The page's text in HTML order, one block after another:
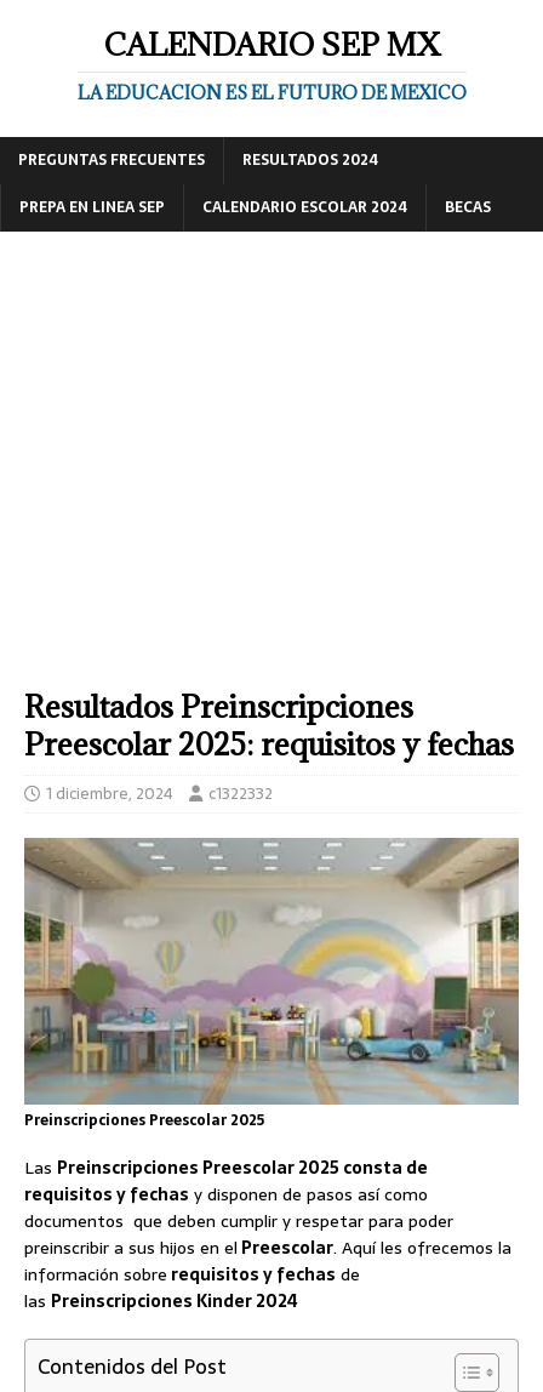
CALENDARIO SEP MX
LA EDUCACION ES EL FUTURO DE MEXICO
PREGUNTAS FRECUENTES
RESULTADOS 2024
PREPA EN LINEA SEP
CALENDARIO ESCOLAR 2024 BECAS
Resultados Preinscripciones
Preescolar 2025: requisitos y fechas
1 diciembre, 2024 c1322332
Preinscripciones Preescolar 2025
Las Preinscripciones Preescolar 2025 consta de
requisitos y fechas y disponen de pasos así como
documentos que deben cumplir y respetar para poder
preinscribir a sus hijos en el Preescolar. Aquí les ofrecemos la
información sobre requisitos y fechas de
las Preinscripciones Kinder 2024
Contenidos del Post